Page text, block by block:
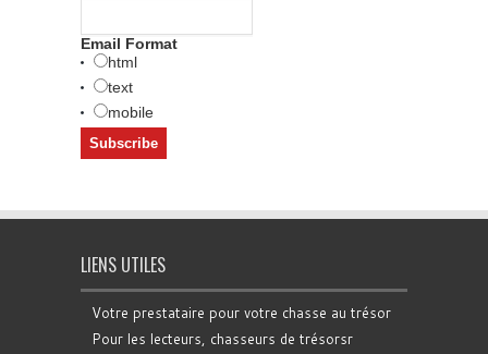
Email Format
html
text
mobile
LIENS UTILES
Votre prestataire pour votre chasse au trésor
Pour les lecteurs, chasseurs de trésorsr